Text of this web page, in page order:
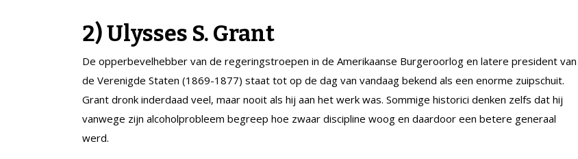
2) Ulysses S. Grant
De opperbevelhebber van de regeringstroepen in de Amerikaanse Burgeroorlog en latere president van
de Verenigde Staten (1869-1877) staat tot op de dag van vandaag bekend als een enorme zuipschuit.
Grant dronk inderdaad veel, maar nooit als hij aan het werk was. Sommige historici denken zelfs dat hij
vanwege zijn alcoholprobleem begreep hoe zwaar discipline woog en daardoor een betere generaal
werd.